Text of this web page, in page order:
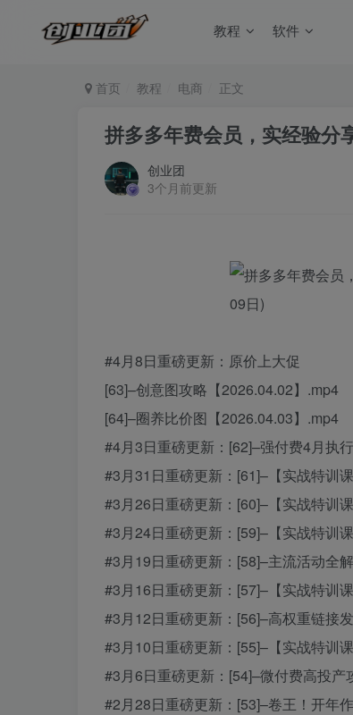
教程 软件
首页 教程 电商 正文
拼多多年费会员，实经验分
创业团
3个月前更新
#4月8日重磅更新：原价上大促
[63]–创意图攻略【2026.04.02】.mp4
[64]–圈养比价图【2026.04.03】.mp4
#4月3日重磅更新：[62]–强付费4月执
#3月31日重磅更新：[61]–【实战特训
#3月26日重磅更新：[60]–【实战特训
#3月24日重磅更新：[59]–【实战特训
#3月19日重磅更新：[58]–主流活动全
#3月16日重磅更新：[57]–【实战特训
#3月12日重磅更新：[56]–高权重链接
#3月10日重磅更新：[55]–【实战特训
#3月6日重磅更新：[54]–微付费高投产
#2月28日重磅更新：[53]–卷王！开年